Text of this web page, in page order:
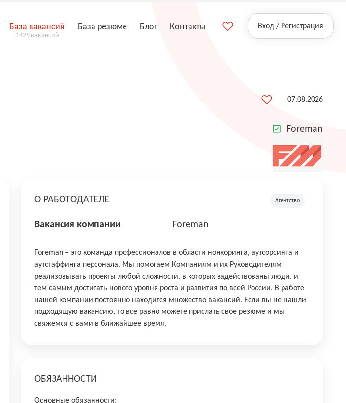
База вакансий
1425 вакансий
База резюме Блог Контакты Вход / Регистрация
07.08.2026
Foreman
О РАБОТОДАТЕЛЕ Агентство
Вакансия компании Foreman
Foreman – это команда профессионалов в области нонкоринга, аутсорсинга и
аутстаффинга персонала. Мы помогаем Компаниям и их Руководителям
реализовывать проекты любой сложности, в которых задействованы люди, и
тем самым достигать нового уровня роста и развития по всей России. В работе
нашей компании постоянно находится множество вакансий. Если вы не нашли
подходящую вакансию, то все равно можете прислать свое резюме и мы
свяжемся с вами в ближайшее время.
ОБЯЗАННОСТИ
Основные обязанности: